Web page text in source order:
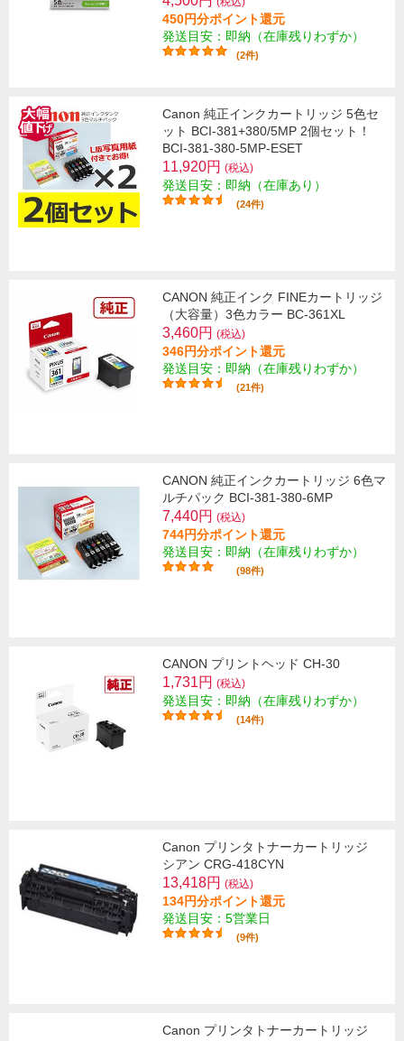
450円分ポイント還元
発送目安：即納（在庫残りわずか）
(2件)
Canon 純正インクカートリッジ 5色セ
ット BCI-381+380/5MP 2個セット！
BCI-381-380-5MP-ESET
11,920円 (税込)
発送目安：即納（在庫あり）
(24件)
CANON 純正インク FINEカートリッジ
（大容量）3色カラー BC-361XL
3,460円 (税込)
346円分ポイント還元
発送目安：即納（在庫残りわずか）
(21件)
CANON 純正インクカートリッジ 6色マ
ルチパック BCI-381-380-6MP
7,440円 (税込)
744円分ポイント還元
発送目安：即納（在庫残りわずか）
(98件)
CANON プリントヘッド CH-30
1,731円 (税込)
発送目安：即納（在庫残りわずか）
(14件)
Canon プリンタトナーカートリッジ
シアン CRG-418CYN
13,418円 (税込)
134円分ポイント還元
発送目安：5営業日
(9件)
Canon プリンタトナーカートリッジ